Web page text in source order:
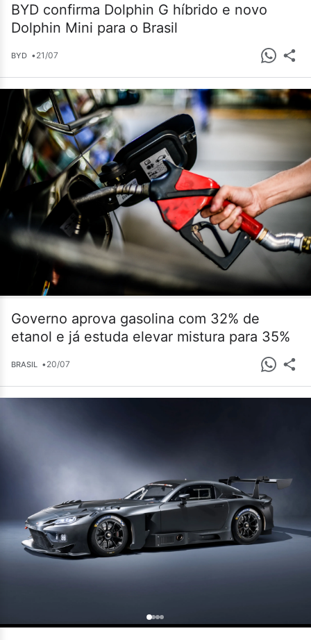
BYD confirma Dolphin G híbrido e novo
Dolphin Mini para o Brasil
BYD •21/07
Governo aprova gasolina com 32% de
etanol e já estuda elevar mistura para 35%
BRASIL •20/07